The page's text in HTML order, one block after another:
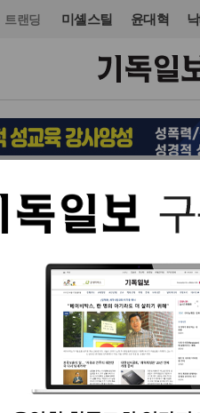
트랜딩 미셸스틸 윤대혁
바이블25 입력 2017.